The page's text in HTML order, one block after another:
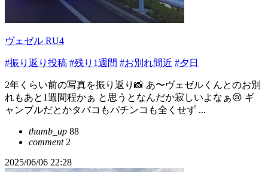
ヴェゼル RU4
#振り返り投稿 #残り1週間 #お別れ間近 #夕日
2年くらい前の写真を振り返り📸 あ〜ヴェゼルくんとのお別
れもあと1週間程かぁ と思うとなんだか寂しいよなぁ😢 ギ
ャンブルだとかタバコもパチンコも全くせず ...
thumb_up 88
comment2
2025/06/06 22:28